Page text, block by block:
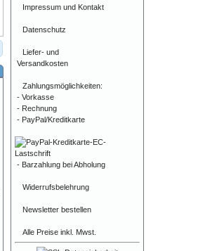
Impressum und Kontakt
Datenschutz
Liefer- und
Versandkosten
Zahlungsmöglichkeiten:
- Vorkasse
- Rechnung
- PayPal/Kreditkarte
- Barzahlung bei Abholung
Widerrufsbelehrung
Newsletter bestellen
Alle Preise inkl. Mwst.